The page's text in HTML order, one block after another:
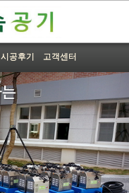
시공후기 고객센터